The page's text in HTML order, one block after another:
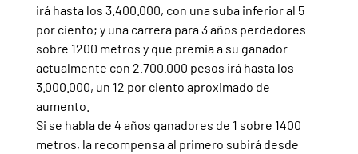
irá hasta los 3.400.000, con una suba inferior al 5
por ciento; y una carrera para 3 años perdedores
sobre 1200 metros y que premia a su ganador
actualmente con 2.700.000 pesos irá hasta los
3.000.000, un 12 por ciento aproximado de
aumento.
Si se habla de 4 años ganadores de 1 sobre 1400
metros, la recompensa al primero subirá desde